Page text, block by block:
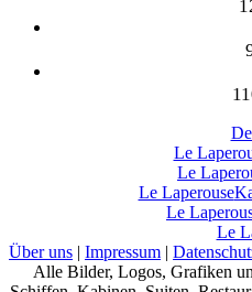
Le
Le
Le Laperouse
Le
Le
Über uns | Impressum |
Alle Bilder, Logos, Grafiken